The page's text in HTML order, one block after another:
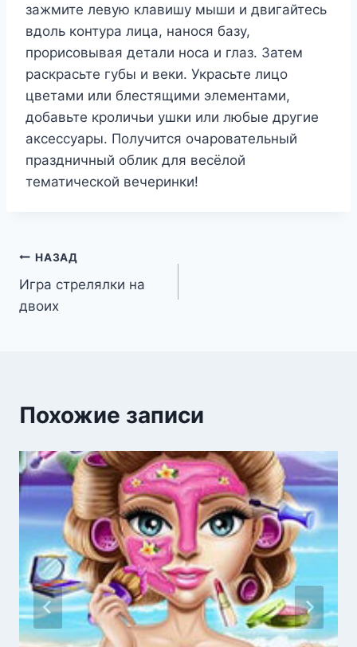
зажмите левую клавишу мыши и двигайтесь
вдоль контура лица, нанося базу,
прорисовывая детали носа и глаз. Затем
раскрасьте губы и веки. Украсьте лицо
цветами или блестящими элементами,
добавьте кроличьи ушки или любые другие
аксессуары. Получится очаровательный
праздничный облик для весёлой
тематической вечеринки!
Навигация
по
НАЗАД
Игра стрелялки на
двоих
Похожие записи